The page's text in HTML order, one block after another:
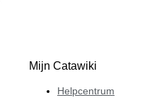
Mijn Catawiki
Helpcentrum